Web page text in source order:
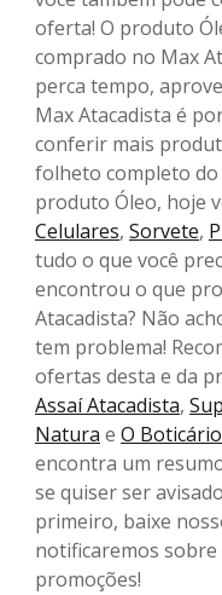
oferta! O produto
comprado no Max
perca tempo,
Max Atacadista é
conferir mais
folheto completo do
produto Óleo, hoje
Celulares, Sorvete,
tudo o que você
encontrou o que
Atacadista? Não
tem problema!
ofertas desta e da
Assaí Atacadista,
Natura e O Boticário
encontra um
se quiser ser
primeiro, baixe
notificaremos
promoções!